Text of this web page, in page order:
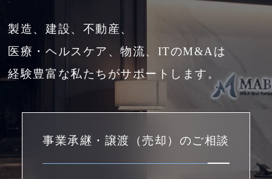
製造、建設、不動産、
医療・ヘルスケア、物流、ITのM&Aは
経験豊富な私たちがサポートします。
事業承継・譲渡（売却）のご相談